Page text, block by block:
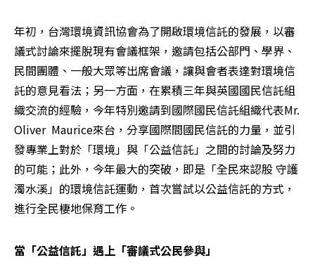
年初，台灣環境資訊協會為了開啟環境信託的發展，以審
議式討論來擺脫現有會議框架，邀請包括公部門、學界、
民間團體、一般大眾等出席會議，讓與會者表達對環境信
託的意見看法；另一方面，在累積三年與英國國民信託組
織交流的經驗，今年特別邀請到國際國民信託組織代表Mr.
Oliver  Maurice來台，分享國際間國民信託的力量，並引
發專業上對於「環境」與「公益信託」之間的討論及努力
的可能；此外，今年最大的突破，即是「全民來認股 守護
濁水溪」的環境信託運動，首次嘗試以公益信託的方式，
進行全民棲地保育工作。
當「公益信託」遇上「審議式公民參與」